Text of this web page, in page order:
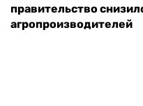
правительство
агропроизводителей